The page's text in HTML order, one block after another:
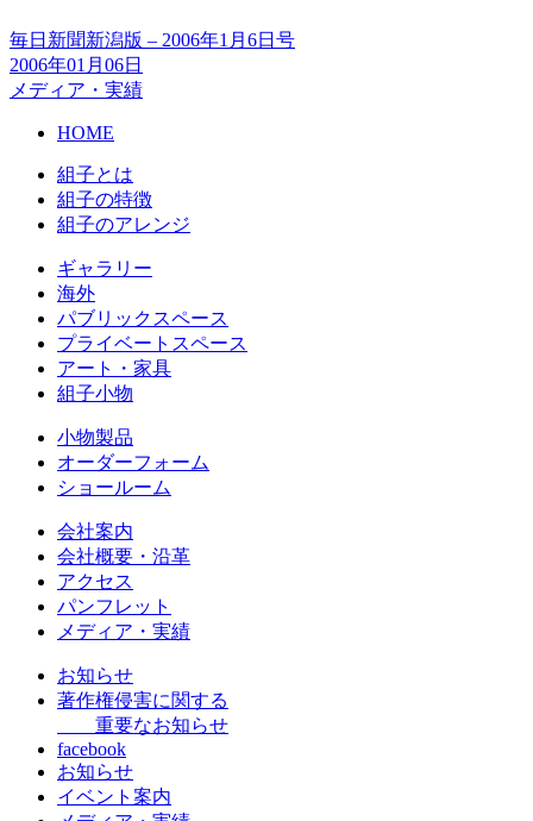
毎日新聞新潟版 – 2006年1月6日号
2006年01月06日
メディア・実績
HOME
組子とは
組子の特徴
組子のアレンジ
ギャラリー
海外
パブリックスペース
プライベートスペース
アート・家具
組子小物
小物製品
オーダーフォーム
ショールーム
会社案内
会社概要・沿革
アクセス
パンフレット
メディア・実績
お知らせ
著作権侵害に関する
重要なお知らせ
facebook
お知らせ
イベント案内